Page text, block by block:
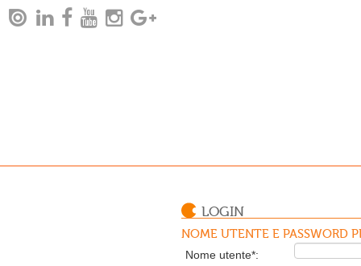
LOGIN
NOME UTENTE E PASSWORD
Nome utente*: